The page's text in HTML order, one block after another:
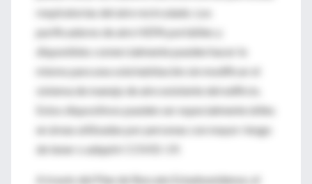
respiratorias del aire recirculado. Los
purificadores de aire HEPA portátiles y
disponibles comercialmente pueden hacer lo
mismo para una sola habitación sin modificar el
sistema de manejo de aire existente del edificio.
Estos dispositivos pueden ser especialmente útiles
en áreas utilizadas por personas con mayor riesgo
de tener o adquirir COVID-19.
A través del Plan de Rescate Estadounidense, el